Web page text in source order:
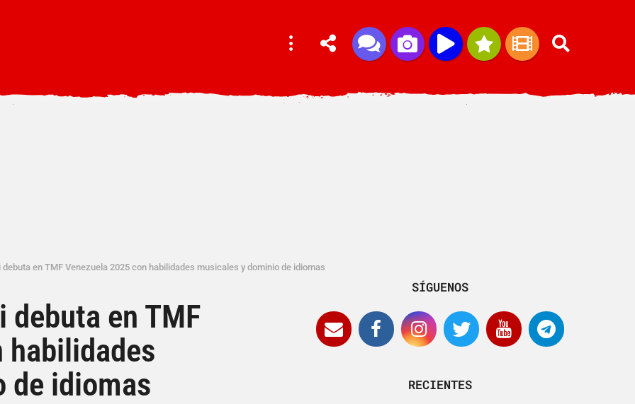
en TMF Venezuela 2025 con habilidades musicales y dominio de idiomas
debuta en TMF
habilidades
de idiomas
SÍGUENOS
RECIENTES